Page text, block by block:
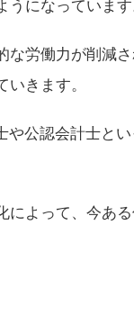
になっています
な労働力が削減
きます。
公認会計士と
によって、今あ